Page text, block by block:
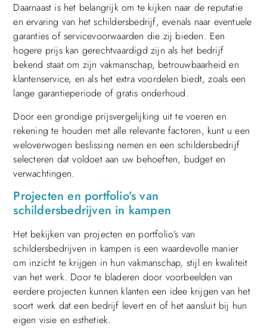
Daarnaast is het belangrijk om te kijken naar de reputatie
en ervaring van het schildersbedrijf, evenals naar eventuele
garanties of servicevoorwaarden die zij bieden. Een
hogere prijs kan gerechtvaardigd zijn als het bedrijf
bekend staat om zijn vakmanschap, betrouwbaarheid en
klantenservice, en als het extra voordelen biedt, zoals een
lange garantieperiode of gratis onderhoud.
Door een grondige prijsvergelijking uit te voeren en
rekening te houden met alle relevante factoren, kunt u een
weloverwogen beslissing nemen en een schildersbedrijf
selecteren dat voldoet aan uw behoeften, budget en
verwachtingen.
Projecten en portfolio’s van
schildersbedrijven in kampen
Het bekijken van projecten en portfolio’s van
schildersbedrijven in kampen is een waardevolle manier
om inzicht te krijgen in hun vakmanschap, stijl en kwaliteit
van het werk. Door te bladeren door voorbeelden van
eerdere projecten kunnen klanten een idee krijgen van het
soort werk dat een bedrijf levert en of het aansluit bij hun
eigen visie en esthetiek.